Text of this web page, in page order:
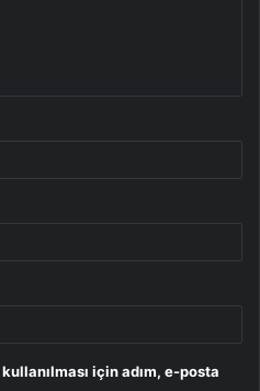
için adım, e-posta